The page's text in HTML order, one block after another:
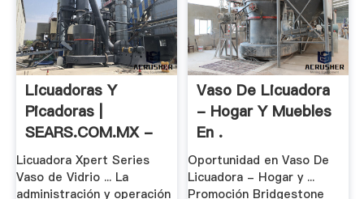
Licuadoras Y
Picadoras |
SEARS.COM.MX -
Me .
Licuadora Xpert Series
Vaso de Vidrio ... La
administración y operación
Vaso De Licuadora
- Hogar Y Muebles
En .
Oportunidad en Vaso De
Licuadora - Hogar y ...
Promoción Bridgestone